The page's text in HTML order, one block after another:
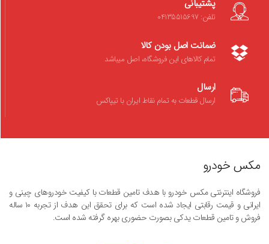
پشتیبانی
تلفن: 04135515697
ضمانت اصل بودن کالا
تمام کالاهای این فروشگاه، اصل میباشد
ارسال
ارسال قطعات به تمام نقاط ایران با تیپاکس
مکس خودرو
فروشگاه اینترنتی مکس خودرو با هدف تامین قطعات با کیفیت خودروهای چینی و
ایرانی و قیمت رقابتی ایجاد شده است که برای تحقق این هدف از تجربه ۱۰ ساله
فروش و تامین قطعات یدکی بصورت حضوری بهره گرفته شده است.